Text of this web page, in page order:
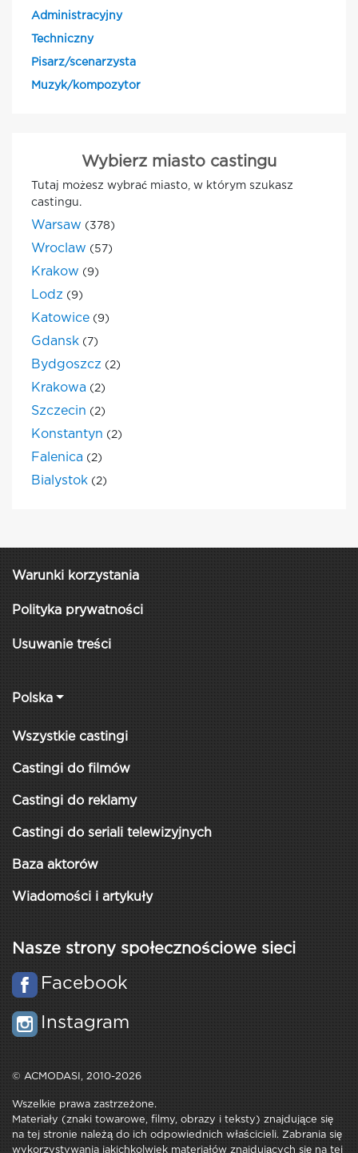
Administracyjny
Techniczny
Pisarz/scenarzysta
Muzyk/kompozytor
Wybierz miasto castingu
Tutaj możesz wybrać miasto, w którym szukasz
castingu.
Warsaw (378)
Wroclaw (57)
Krakow (9)
Lodz (9)
Katowice (9)
Gdansk (7)
Bydgoszcz (2)
Krakowa (2)
Szczecin (2)
Konstantyn (2)
Falenica (2)
Bialystok (2)
Warunki korzystania
Polityka prywatności
Usuwanie treści
Polska
Wszystkie castingi
Castingi do filmów
Castingi do reklamy
Castingi do seriali telewizyjnych
Baza aktorów
Wiadomości i artykuły
Nasze strony społecznościowe sieci
Facebook
Instagram
© ACMODASI, 2010-2026
Wszelkie prawa zastrzeżone.
Materiały (znaki towarowe, filmy, obrazy i teksty) znajdujące się
na tej stronie należą do ich odpowiednich właścicieli. Zabrania się
wykorzystywania jakichkolwiek materiałów znajdujących się na tej